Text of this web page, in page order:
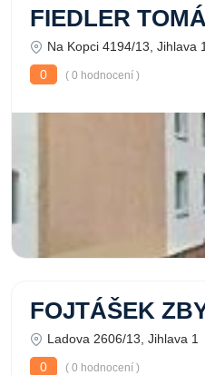
FIEDLER
Na Kopci 4194/13, Jihlava 1
0
( 0 hodnocení )
FOJTÁŠEK
Ladova 2606/13, Jihlava 1
0
( 0 hodnocení )